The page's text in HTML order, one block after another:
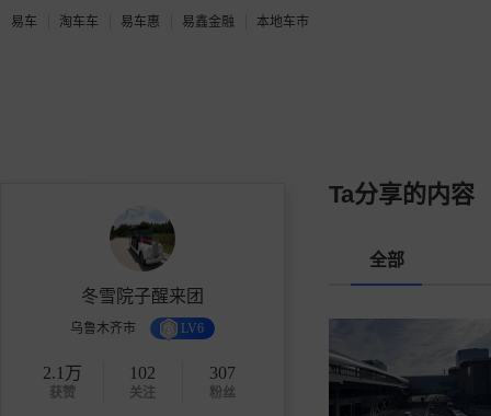
易车 淘车车 易车惠 易鑫金融 本地车市
冬雪院子醒来团
乌鲁木齐市 LV6
2.1万
获赞
102
关注
307
粉丝
Ta分享的内容
全部